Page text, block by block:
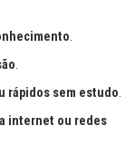
.
.
rápidos sem estudo.
internet ou redes